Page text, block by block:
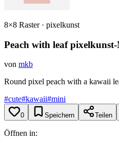
8×8 Raster · pixelkunst
Peach with leaf
von mkb
Round pixel peach with a kawaii
#cute#kawaii#mini
0 Speichern Teilen
Öffnen in: